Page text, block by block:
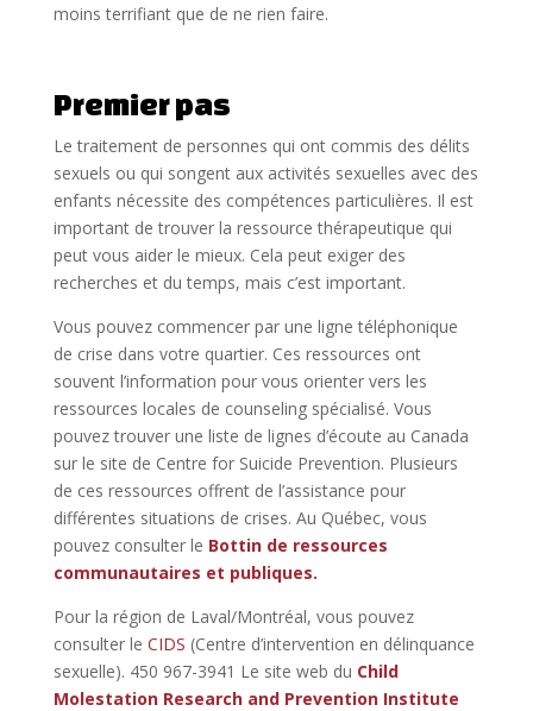
moins terrifiant que de ne rien faire.
Premier pas
Le traitement de personnes qui ont commis des délits
sexuels ou qui songent aux activités sexuelles avec des
enfants nécessite des compétences particulières. Il est
important de trouver la ressource thérapeutique qui
peut vous aider le mieux. Cela peut exiger des
recherches et du temps, mais c’est important.
Vous pouvez commencer par une ligne téléphonique
de crise dans votre quartier. Ces ressources ont
souvent l’information pour vous orienter vers les
ressources locales de counseling spécialisé. Vous
pouvez trouver une liste de lignes d’écoute au Canada
sur le site de Centre for Suicide Prevention. Plusieurs
de ces ressources offrent de l’assistance pour
différentes situations de crises. Au Québec, vous
pouvez consulter le Bottin de ressources
communautaires et publiques.
Pour la région de Laval/Montréal, vous pouvez
consulter le CIDS (Centre d’intervention en délinquance
sexuelle). 450 967-3941 Le site web du Child
Molestation Research and Prevention Institute